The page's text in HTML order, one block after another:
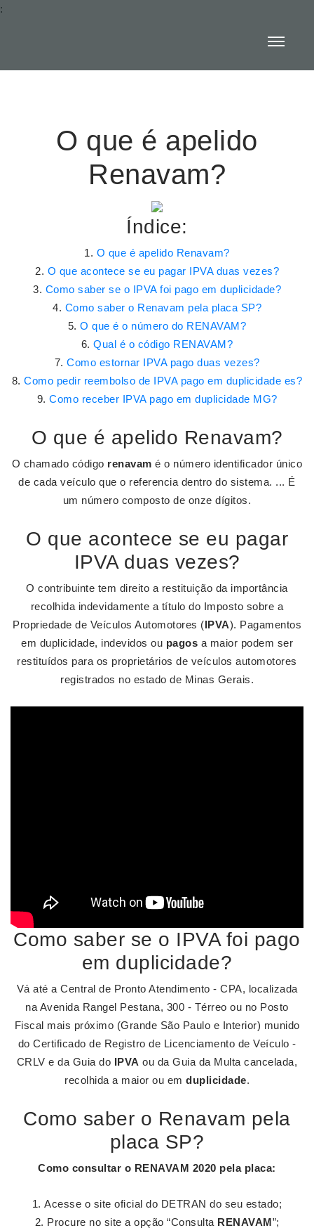
:
O que é apelido
Renavam?
Índice:
O que é apelido Renavam?
O que acontece se eu pagar IPVA duas vezes?
Como saber se o IPVA foi pago em duplicidade?
Como saber o Renavam pela placa SP?
O que é o número do RENAVAM?
Qual é o código RENAVAM?
Como estornar IPVA pago duas vezes?
Como pedir reembolso de IPVA pago em duplicidade es?
Como receber IPVA pago em duplicidade MG?
O que é apelido Renavam?
O chamado código renavam é o número identificador único
de cada veículo que o referencia dentro do sistema. ... É
um número composto de onze dígitos.
O que acontece se eu pagar
IPVA duas vezes?
O contribuinte tem direito a restituição da importância
recolhida indevidamente a título do Imposto sobre a
Propriedade de Veículos Automotores (IPVA). Pagamentos
em duplicidade, indevidos ou pagos a maior podem ser
restituídos para os proprietários de veículos automotores
registrados no estado de Minas Gerais.
Como saber se o IPVA foi pago
em duplicidade?
Vá até a Central de Pronto Atendimento - CPA, localizada
na Avenida Rangel Pestana, 300 - Térreo ou no Posto
Fiscal mais próximo (Grande São Paulo e Interior) munido
do Certificado de Registro de Licenciamento de Veículo -
CRLV e da Guia do IPVA ou da Guia da Multa cancelada,
recolhida a maior ou em duplicidade.
Como saber o Renavam pela
placa SP?
Como consultar o RENAVAM 2020 pela placa:
Acesse o site oficial do DETRAN do seu estado;
Procure no site a opção “Consulta RENAVAM”;